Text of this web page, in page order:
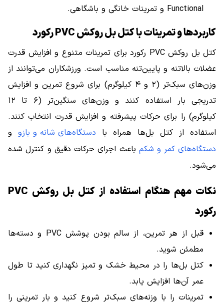
Functional و تمرینات خانگی و باشگاهی.
کاربردها و تمرینات با کتل بل روکش PVC رکورد
کتل بل روکش PVC رکورد برای تمرینات متنوع و افزایش قدرت
عضلات بالاتنه و پایین‌تنه مناسب است. ورزشکاران می‌توانند از
وزن‌های سبک‌تر (۲ و ۴ کیلوگرم) برای شروع تمرین و افزایش
تدریجی بار استفاده کنند و وزن‌های سنگین‌تر (۶ تا ۱۲
کیلوگرم) را برای حرکات پیشرفته و افزایش قدرت انتخاب کنند.
استفاده از کتل بل‌ها همراه با دستگاه‌های شانه و بازوو
دستگاه‌های کمر و شکم باعث اجرای حرکات دقیق و کنترل شده
می‌شود.
نکات مهم هنگام استفاده از کتل بل روکش PVC
رکورد
قبل از هر تمرین، از سالم بودن پوشش PVC و دسته‌ها
مطمئن شوید.
کتل بل‌ها را در محیط خشک و تمیز نگهداری کنید تا طول
عمر آن‌ها افزایش یابد.
تمرینات را با وزنه‌های سبک‌تر شروع کنید و بار تمرینی را